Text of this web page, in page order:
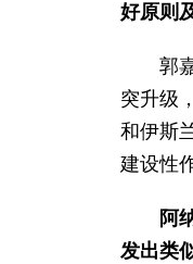
好原则
郭
突升级
和伊斯
建设性
阿
发出类